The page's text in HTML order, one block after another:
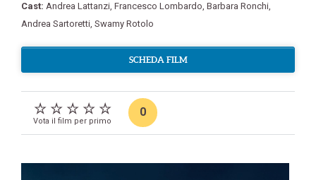
Cast: Andrea Lattanzi, Francesco Lombardo, Barbara Ronchi,
Andrea Sartoretti, Swamy Rotolo
SCHEDA FILM
Vota il film per primo
0